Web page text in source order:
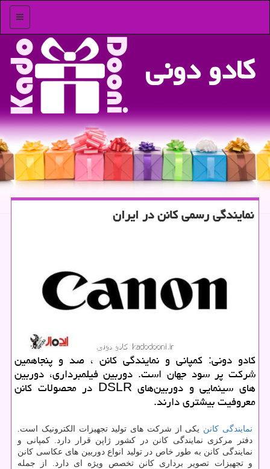
منو
كادو دونی
نمایندگی رسمی كانن در ایران
كادو دونی: كمپانی و نمایندگی كانن ، صد و پنجاهمین
شركت پر سود جهان است. دوربین فیلمبرداری، دوربین
های سینمایی و دوربین‌های DSLR در محصولات كانن
معروفیت بیشتری دارند.
نمایندگی کانن یکی از شرکت های تولید تجهیزات الکترونیک است.
دفتر مرکزی نمایندگی کانن در کشور ژاپن قرار دارد. کمپانی و
نمایندگی کانن به طور خاص در تولید انواع دوربین های عکاسی کانن
و تجهیزات تصویر برداری کانن تخصص ویژه ای دارد. از جمله